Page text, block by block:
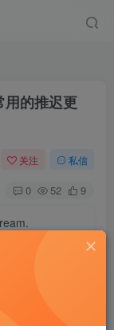
用的推迟更
关注 私信
0 52 9